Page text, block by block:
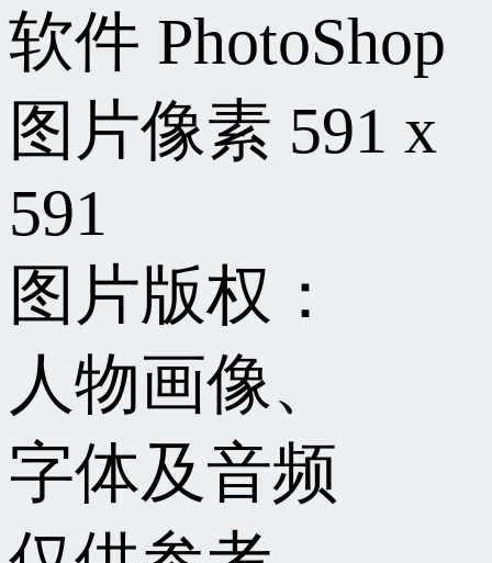
软件 PhotoShop
图片像素 591 x
591
图片版权：
人物画像、
字体及音频